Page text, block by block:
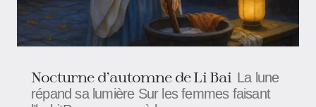
Nocturne d’automne de Li Bai La lune
répand sa lumière Sur les femmes faisant